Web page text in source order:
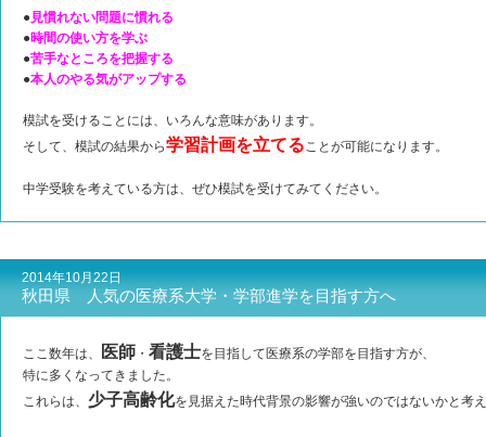
●見慣れない問題に慣れる
●時間の使い方を学ぶ
●苦手なところを把握する
●本人のやる気がアップする
模試を受けることには、いろんな意味があります。
そして、模試の結果から学習計画を立てることが可能になります。
中学受験を考えている方は、ぜひ模試を受けてみてください。
2014年10月22日
秋田県 人気の医療系大学・学部進学を目指す方へ
ここ数年は、 医師 ・ 看護士を目指して医療系の学部を目指す方が、
特に多くなってきました。
これらは、 少子高齢化を見据えた時代背景の影響が強いのではないかと考